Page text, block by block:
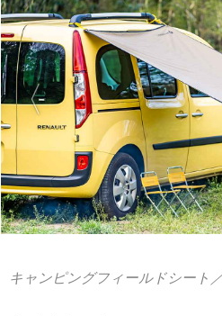
キャンピングフィールドシート